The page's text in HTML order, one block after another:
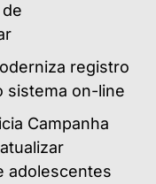
registro
sistema on-line
Campanha
adolescentes